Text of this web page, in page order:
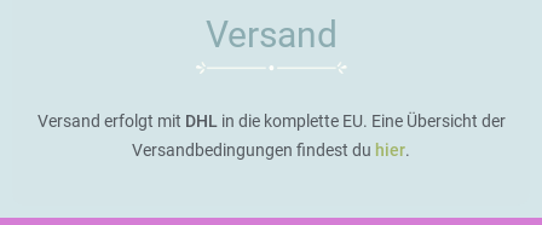
Versand
Versand erfolgt mit DHL in die komplette EU. Eine Übersicht der
Versandbedingungen findest du hier.